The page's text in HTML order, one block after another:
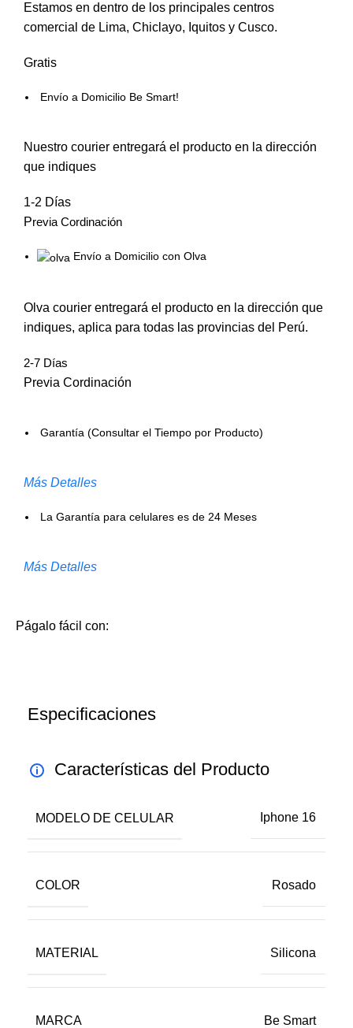
Estamos en dentro de los principales centros
comercial de Lima, Chiclayo, Iquitos y Cusco.
Gratis
Envío a Domicilio Be Smart!
Nuestro courier entregará el producto en la dirección
que indiques
1-2 Días
Previa Cordinación
Envío a Domicilio con Olva
Olva courier entregará el producto en la dirección que
indiques, aplica para todas las provincias del Perú.
2-7 Días
Previa Cordinación
Garantía (Consultar el Tiempo por Producto)
Más Detalles
La Garantía para celulares es de 24 Meses
Más Detalles
Págalo fácil con:
Especificaciones
Características del Producto
MODELO DE CELULAR Iphone 16
COLOR Rosado
MATERIAL Silicona
MARCA Be Smart